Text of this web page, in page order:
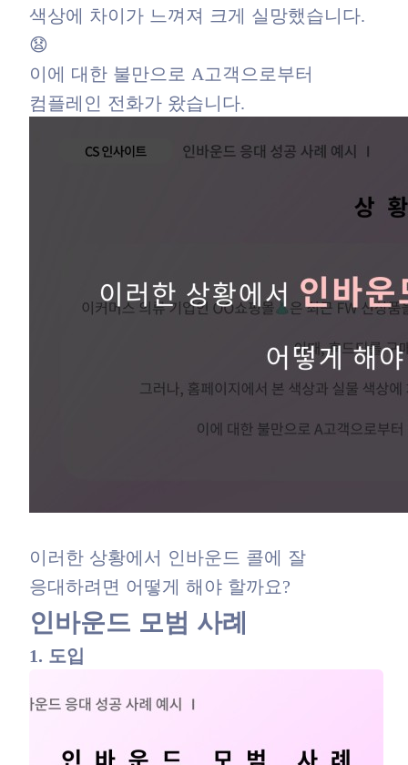
색상에 차이가 느껴져 크게 실망했습니다.
😧
이에 대한 불만으로 A고객으로부터
컴플레인 전화가 왔습니다.
이러한 상황에서 인바운드 콜에 잘
응대하려면 어떻게 해야 할까요?
인바운드 모범 사례
1. 도입